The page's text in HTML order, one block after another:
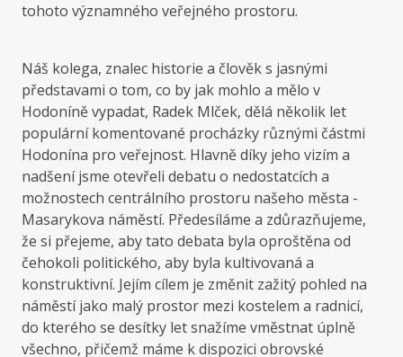
tohoto významného veřejného prostoru.
Náš kolega, znalec historie a člověk s jasnými
představami o tom, co by jak mohlo a mělo v
Hodoníně vypadat, Radek Mlček, dělá několik let
populární komentované procházky různými částmi
Hodonína pro veřejnost. Hlavně díky jeho vizím a
nadšení jsme otevřeli debatu o nedostatcích a
možnostech centrálního prostoru našeho města -
Masarykova náměstí. Předesíláme a zdůrazňujeme,
že si přejeme, aby tato debata byla oproštěna od
čehokoli politického, aby byla kultivovaná a
konstruktivní. Jejím cílem je změnit zažitý pohled na
náměstí jako malý prostor mezi kostelem a radnicí,
do kterého se desítky let snažíme vměstnat úplně
všechno, přičemž máme k dispozici obrovské